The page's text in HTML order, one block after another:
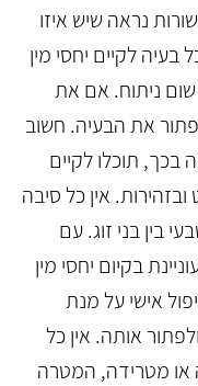
נראה שיש איזו
בעיה לקיים יחסי מין
ניתוח. אם את
את הבעיה. חשוב
בכך, תוכלו לקיים
אין כל סיבה
בין בני זוג. עם
בקיום יחסי מין
אישי על מנת
אותה. אין כל
או מטרידה, המטרה